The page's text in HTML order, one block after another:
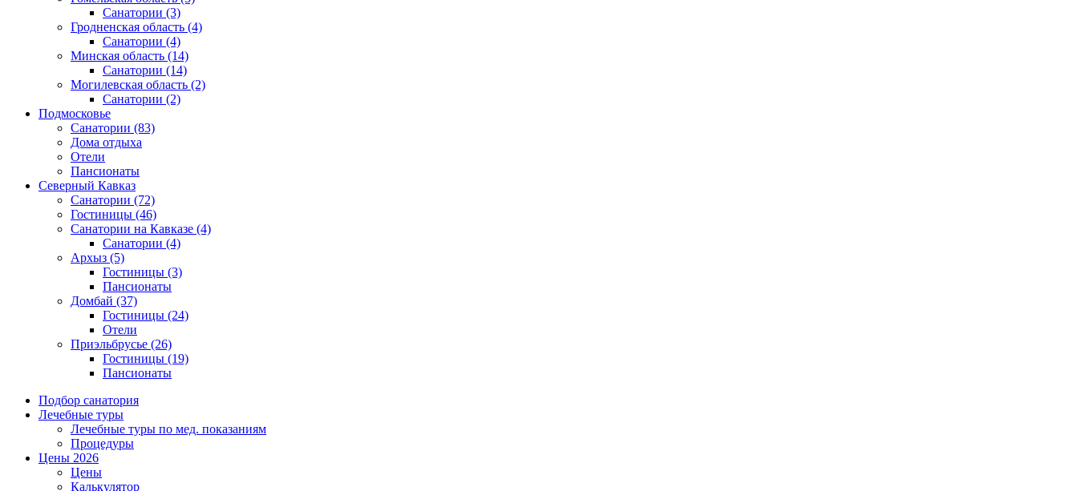
Санатории (3)
Гродненская область (4)
Санатории (4)
Минская область (14)
Санатории (14)
Могилевская область (2)
Санатории (2)
Подмосковье
Санатории (83)
Дома отдыха
Отели
Пансионаты
Северный Кавказ
Санатории (72)
Гостиницы (46)
Санатории на Кавказе (4)
Санатории (4)
Архыз (5)
Гостиницы (3)
Пансионаты
Домбай (37)
Гостиницы (24)
Отели
Приэльбрусье (26)
Гостиницы (19)
Пансионаты
Подбор санатория
Лечебные туры
Лечебные туры по мед. показаниям
Процедуры
Цены 2026
Цены
Калькулятор